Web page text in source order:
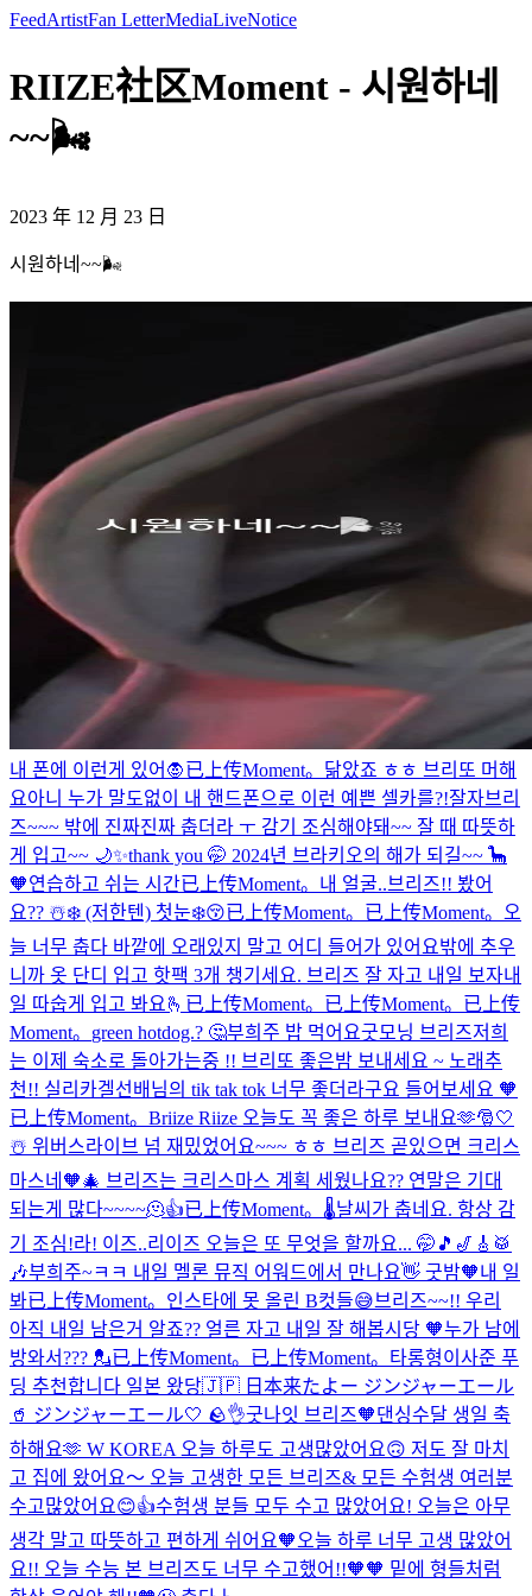
FeedArtistFan LetterMediaLiveNotice
RIIZE社区Moment - 시원하네
~~🌬️
2023 年 12 月 23 日
시원하네~~🌬️
내 폰에 이런게 있어 🧛已上传Moment。 닮았죠 ㅎㅎ 브리또 머해
요아니 누가 말도없이 내 핸드폰으로 이런 예쁜 셀카를?!잘자브리
즈~~~ 밖에 진짜진짜 춥더라 ㅜ 감기 조심해야돼~~ 잘 때 따뜻하
게 입고~~ 🌙✨thank you 🤭 2024년 브라키오의 해가 되길~~ 🦕
🧡연습하고 쉬는 시간已上传Moment。 내 얼굴..브리즈!! 봤어
요?? ☃️❄️ (저한텐) 첫눈❄️😚已上传Moment。 已上传Moment。
오
늘 너무 춥다 바깥에 오래있지 말고 어디 들어가 있어요밖에 추우
니까 옷 단디 입고 핫팩 3개 챙기세요. 브리즈 잘 자고 내일 보자내
일 따숩게 입고 봐요🫰 已上传Moment。 已上传Moment。 已上传
Moment。 green hotdog.? 🤔부희주 밥 먹어요굿모닝 브리즈저희
는 이제 숙소로 돌아가는중 !! 브리또 좋은밤 보내세요 ~ 노래추
천!! 실리카겔선배님의 tik tak tok 너무 좋더라구요 들어보세요 🧡
已上传Moment。 Briize Riize 오늘도 꼭 좋은 하루 보내요🫶🎅🤍
☃️ 위버스라이브 넘 재밌었어요~~~ ㅎㅎ 브리즈 곧있으면 크리스
마스네🧡🎄 브리즈는 크리스마스 계획 세웠나요?? 연말은 기대
되는게 많다~~~~🫠👍已上传Moment。 🌡날씨가 춥네요. 항상 감
기 조심!라! 이즈..리이즈 오늘은 또 무엇을 할까요... 🤭🎵🎷🎸🥁
🎶부희주~ㅋㅋ 내일 멜론 뮤직 어워드에서 만나요👋 굿밤🧡내 일
봐已上传Moment。 인스타에 못 올린 B컷들😅브리즈~~!! 우리
아직 내일 남은거 알죠?? 얼른 자고 내일 잘 해봅시당 🧡누가 남에
방와서??? 💂已上传Moment。 已上传Moment。 타롱형이사준 푸
딩 추천합니다 일본 왔당🇯🇵 日本来たよー ジンジャーエール
🥤 ジンジャーエール🤍 🪨👌굿나잇 브리즈🧡댄싱수달 생일 축
하해요🫶 W KOREA 오늘 하루도 고생많았어요🙃 저도 잘 마치
고 집에 왔어요～ 오늘 고생한 모든 브리즈& 모든 수험생 여러분
수고많았어요😊👍수험생 분들 모두 수고 많았어요! 오늘은 아무
생각 말고 따뜻하고 편하게 쉬어요🧡 오늘 하루 너무 고생 많았어
요!! 오늘 수능 본 브리즈도 너무 수고했어!!🧡🧡 밑에 형들처럼